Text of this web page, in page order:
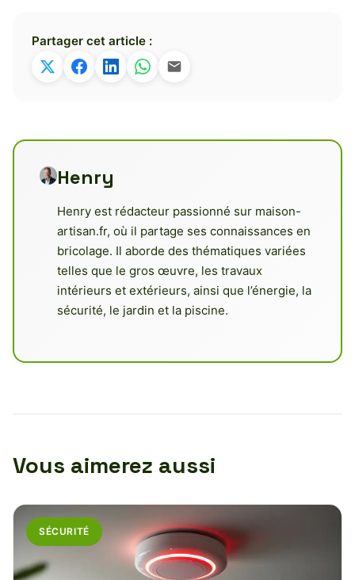
Partager cet article :
Henry
Henry est rédacteur passionné sur maison-
artisan.fr, où il partage ses connaissances en
bricolage. Il aborde des thématiques variées
telles que le gros œuvre, les travaux
intérieurs et extérieurs, ainsi que l’énergie, la
sécurité, le jardin et la piscine.
Vous aimerez aussi
SÉCURITÉ